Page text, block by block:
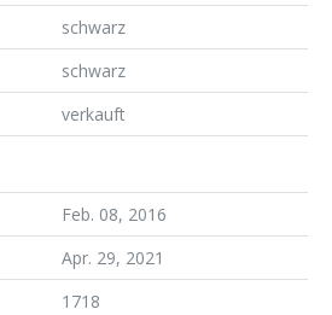
schwarz
schwarz
verkauft
Feb. 08, 2016
Apr. 29, 2021
1718